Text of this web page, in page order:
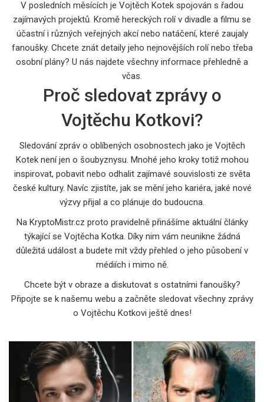
V posledních měsících je Vojtěch Kotek spojován s řadou
zajímavých projektů. Kromě hereckých rolí v divadle a filmu se
účastní i různých veřejných akcí nebo natáčení, které zaujaly
fanoušky. Chcete znát detaily jeho nejnovějších rolí nebo třeba
osobní plány? U nás najdete všechny informace přehledně a
včas.
Proč sledovat zprávy o
Vojtěchu Kotkovi?
Sledování zpráv o oblíbených osobnostech jako je Vojtěch
Kotek není jen o šoubyznysu. Mnohé jeho kroky totiž mohou
inspirovat, pobavit nebo odhalit zajímavé souvislosti ze světa
české kultury. Navíc zjistíte, jak se mění jeho kariéra, jaké nové
výzvy přijal a co plánuje do budoucna.
Na KryptoMistr.cz proto pravidelně přinášíme aktuální články
týkající se Vojtěcha Kotka. Díky nim vám neunikne žádná
důležitá událost a budete mít vždy přehled o jeho působení v
médiích i mimo ně.
Chcete být v obraze a diskutovat s ostatními fanoušky?
Připojte se k našemu webu a začněte sledovat všechny zprávy
o Vojtěchu Kotkovi ještě dnes!